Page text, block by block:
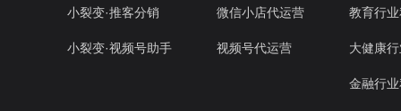
小裂变·推客分销
小裂变·视频号助手
微信小店代运营
视频号代运营
教育行
大健康
金融行